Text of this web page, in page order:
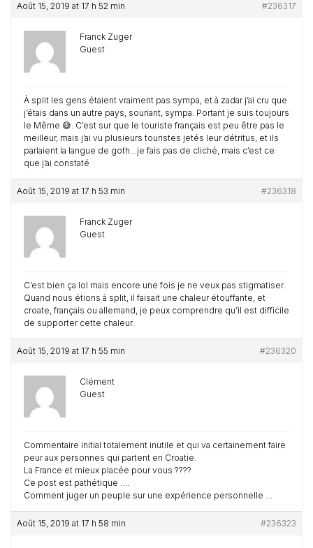
Août 15, 2019 at 17 h 52 min #236317
Franck Zuger
Guest
À split les gens étaient vraiment pas sympa, et à zadar j’ai cru que
j’étais dans un autre pays, souriant, sympa. Portant je suis toujours
le Même 😅. C’est sur que le touriste français est peu être pas le
meilleur, mais j’ai vu plusieurs touristes jetés leur détritus, et ils
parlaient la langue de goth…je fais pas de cliché, mais c’est ce
que j’ai constaté
Août 15, 2019 at 17 h 53 min #236318
Franck Zuger
Guest
C’est bien ça lol mais encore une fois je ne veux pas stigmatiser.
Quand nous étions à split, il faisait une chaleur étouffante, et
croate, français ou allemand, je peux comprendre qu’il est difficile
de supporter cette chaleur.
Août 15, 2019 at 17 h 55 min #236320
Clément
Guest
Commentaire initial totalement inutile et qui va certainement faire
peur aux personnes qui partent en Croatie.
La France et mieux placée pour vous ????
Ce post est pathétique ….
Comment juger un peuple sur une expérience personnelle …
Août 15, 2019 at 17 h 58 min #236323